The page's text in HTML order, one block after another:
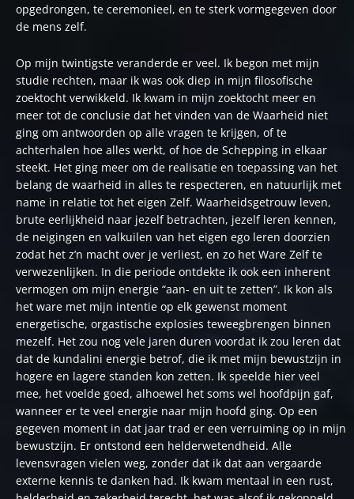
opgedrongen, te ceremonieel, en te sterk vormgegeven door
de mens zelf.
Op mijn twintigste veranderde er veel. Ik begon met mijn
studie rechten, maar ik was ook diep in mijn filosofische
zoektocht verwikkeld. Ik kwam in mijn zoektocht meer en
meer tot de conclusie dat het vinden van de Waarheid niet
ging om antwoorden op alle vragen te krijgen, of te
achterhalen hoe alles werkt, of hoe de Schepping in elkaar
steekt. Het ging meer om de realisatie en toepassing van het
belang de waarheid in alles te respecteren, en natuurlijk met
name in relatie tot het eigen Zelf. Waarheidsgetrouw leven,
brute eerlijkheid naar jezelf betrachten, jezelf leren kennen,
de neigingen en valkuilen van het eigen ego leren doorzien
zodat het z’n macht over je verliest, en zo het Ware Zelf te
verwezenlijken. In die periode ontdekte ik ook een inherent
vermogen om mijn energie “aan- en uit te zetten”. Ik kon als
het ware met mijn intentie op elk gewenst moment
energetische, orgastische explosies teweegbrengen binnen
mezelf. Het zou nog vele jaren duren voordat ik zou leren dat
dat de kundalini energie betrof, die ik met mijn bewustzijn in
hogere en lagere standen kon zetten. Ik speelde hier veel
mee, het voelde goed, alhoewel het soms wel hoofdpijn gaf,
wanneer er te veel energie naar mijn hoofd ging. Op een
gegeven moment in dat jaar trad er een verruiming op in mijn
bewustzijn. Er ontstond een helderwetendheid. Alle
levensvragen vielen weg, zonder dat ik dat aan vergaarde
externe kennis te danken had. Ik kwam mentaal in een rust,